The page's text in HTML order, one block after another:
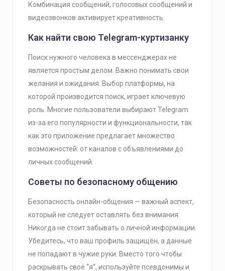
Комбинация сообщений, голосовых сообщений и
видеозвонков активирует креативность.
Как найти свою Telegram-куртизанку
Поиск нужного человека в мессенджерах не
является простым делом. Важно понимать свои
желания и ожидания. Выбор платформы, на
которой производится поиск, играет ключевую
роль. Многие пользователи выбирают Telegram
из-за его популярности и функциональности, так
как это приложение предлагает множество
возможностей: от каналов с объявлениями до
личных сообщений.
Советы по безопасному общению
Безопасность онлайн-общения — важный аспект,
который не следует оставлять без внимания.
Никогда не стоит забывать о личной информации.
Убедитесь, что ваш профиль защищён, а данные
не попадают в чужие руки. Вместо того чтобы
раскрывать своё “я”, используйте псевдонимы и